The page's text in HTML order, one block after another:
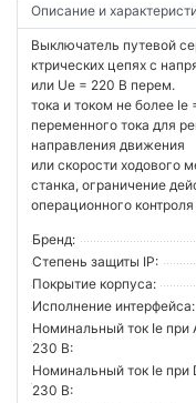
Описание и
Выключатель путевой
ктрических цепях с
или Ue = 220 В перем.
тока и током не более Ie
переменного тока для
направления движения
или скорости ходового
станка, ограничение
операционного
Бренд:
Степень защиты IP:
Покрытие корпуса:
Исполнение интерфейса:
Номинальный ток Ie при
230 В:
Номинальный ток Ie при
230 В: